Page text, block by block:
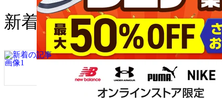
新着の記事
メレルがトップレベルのトレ
イルランナーとの共同開発した
レーシングシューズ「MTL